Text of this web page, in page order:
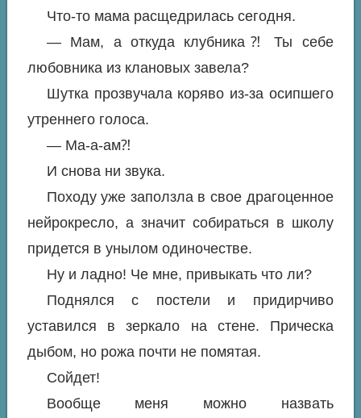
Что-то мама расщедрилась сегодня.
— Мам, а откуда клубника⁈ Ты себе
любовника из клановых завела?
Шутка прозвучала коряво из-за осипшего
утреннего голоса.
— Ма-а-ам⁈
И снова ни звука.
Походу уже заползла в свое драгоценное
нейрокресло, а значит собираться в школу
придется в унылом одиночестве.
Ну и ладно! Че мне, привыкать что ли?
Поднялся с постели и придирчиво
уставился в зеркало на стене. Прическа
дыбом, но рожа почти не помятая.
Сойдет!
Вообще меня можно назвать